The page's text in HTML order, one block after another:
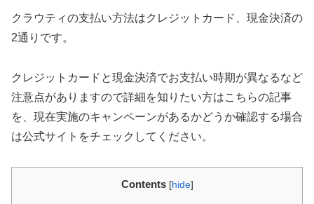
クラウティの支払い方法はクレジットカード、現金決済の
2通りです。
クレジットカードと現金決済でお支払い時期が異なるなど
注意点がありますので詳細を知りたい方はこちらの記事
を、現在実施のキャンペーンがあるかどうか確認する場合
は公式サイトをチェックしてください。
Contents [hide]